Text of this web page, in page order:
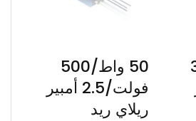
50 واط/500
فولت/2.5 أمبير
ريلاي ريد